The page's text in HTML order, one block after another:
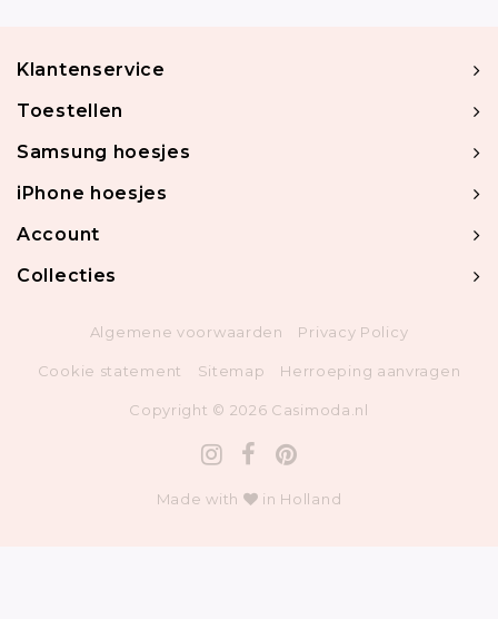
Klantenservice
Toestellen
Samsung hoesjes
iPhone hoesjes
Account
Collecties
Algemene voorwaarden Privacy Policy
Cookie statement Sitemap Herroeping aanvragen
Copyright © 2026 Casimoda.nl
Made with in Holland